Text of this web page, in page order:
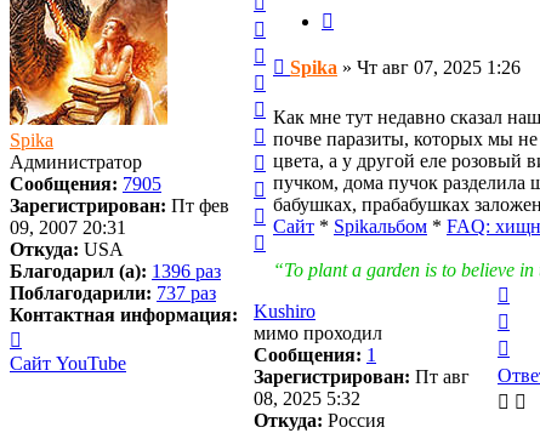
Spika
Администратор
Сообщения: 7905
Зарегистрирован: Пт фев
09, 2007 20:31
Откуда: USA
Благодарил (а): 1396 раз
Поблагодарили: 737 раз
Контактная информация:
информация
пользователя
Сайт YouTube
Сообщение
Spika » Чт авг 07, 2025 1:26
Как мне тут недавно сказал
почве паразиты, которых мы
цвета, а у другой еле розовый
пучком, дома пучок разделила
бабушках, прабабушках
Сайт * Spikальбом * FAQ:
“To plant a garden is to believe
Kushiro
мимо проходил
Сообщения: 1
Зарегистрирован: Пт авг
08, 2025 5:32
Откуда: Россия
началу
началу
Вернуться
началу
к
началу
Вернуться
началу
к
началу
Вернуться
к
началу
Вернуться
к
началу
Вернуться
к
началу
Вернуться
к
началу
Вернуться
началу
к
Отве